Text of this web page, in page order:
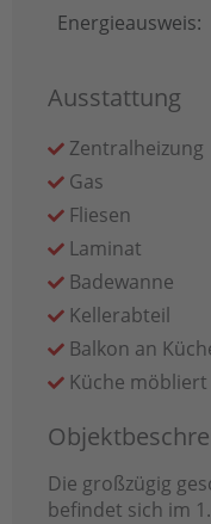
Energieausweis:
Ausstattung
Zentralheizung
Gas
Fliesen
Laminat
Badewanne
Kellerabteil
Balkon an
Küche möbliert
Die großzügig
befindet sich im